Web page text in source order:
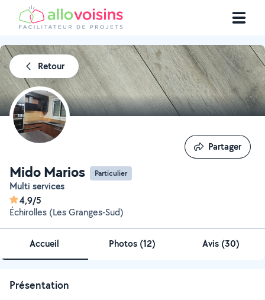
Retour
Mido Marios Particulier
Multi services
4,9/5
Échirolles (Les Granges-Sud)
Partager
Partager
Accueil Photos (12) Avis (30)
Présentation